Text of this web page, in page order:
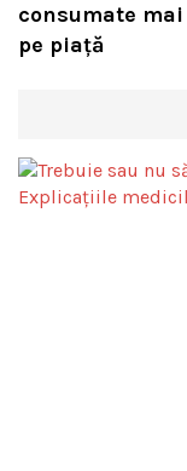
consumate
pe piață